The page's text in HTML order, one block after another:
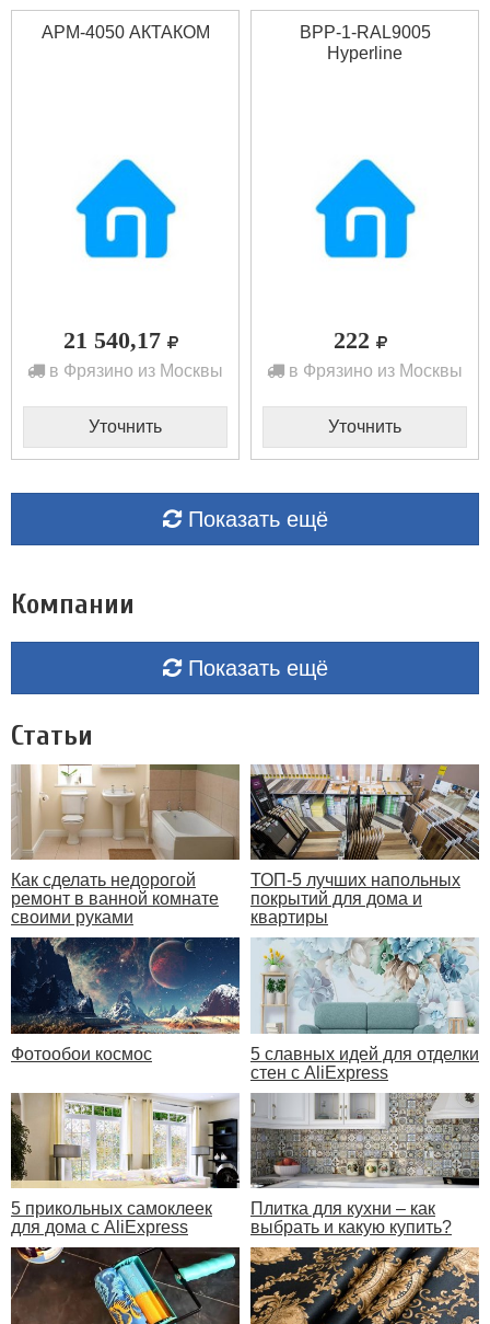
АРМ-4050 АКТАКОМ
21 540,17
в Фрязино из Москвы
Уточнить
BPP-1-RAL9005
Hyperline
222
в Фрязино из Москвы
Уточнить
Показать ещё
Компании
Показать ещё
Статьи
Как сделать недорогой
ремонт в ванной комнате
своими руками
ТОП-5 лучших напольных
покрытий для дома и
квартиры
Фотообои космос
5 славных идей для отделки
стен с AliExpress
5 прикольных самоклеек
для дома с AliExpress
Плитка для кухни – как
выбрать и какую купить?